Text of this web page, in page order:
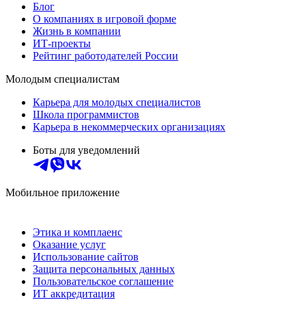
Блог
О компаниях в игровой форме
Жизнь в компании
ИТ-проекты
Рейтинг работодателей России
Молодым специалистам
Карьера для молодых специалистов
Школа программистов
Карьера в некоммерческих организациях
Боты для уведомлений
Мобильное приложение
Этика и комплаенс
Оказание услуг
Использование сайтов
Защита персональных данных
Пользовательское соглашение
ИТ аккредитация